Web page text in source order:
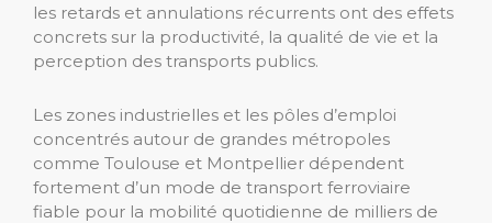
les retards et annulations récurrents ont des effets
concrets sur la productivité, la qualité de vie et la
perception des transports publics.
Les zones industrielles et les pôles d’emploi
concentrés autour de grandes métropoles
comme Toulouse et Montpellier dépendent
fortement d’un mode de transport ferroviaire
fiable pour la mobilité quotidienne de milliers de